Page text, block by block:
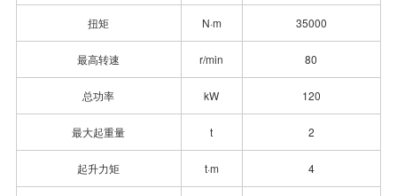
扭矩 N·m 35000
最高转速 r/min 80
总功率 kW 120
最大起重量 t 2
起升力矩 t·m 4